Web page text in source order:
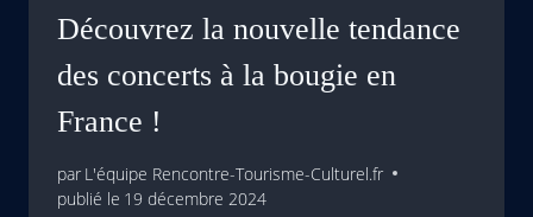
Découvrez la nouvelle tendance
des concerts à la bougie en
France !
par L'équipe Rencontre-Tourisme-Culturel.fr
publié le 19 décembre 2024